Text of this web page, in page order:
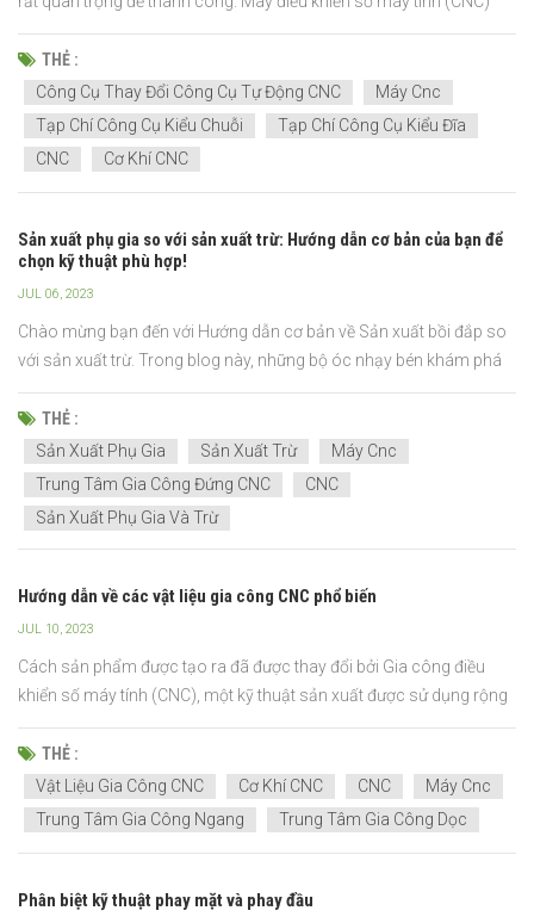
ngày càng trở nên phổ biến để đáp ứng nhu cầu của các quy trình
sản xuất hiện đại. Những máy này mang lại độ chính xác, khả năng
lặp lại và tốc độ vô song, tạo ra...
THẺ :
Công Cụ Thay Đổi Công Cụ Tự Động CNC
Máy Cnc
Tạp Chí Công Cụ Kiểu Chuỗi
Tạp Chí Công Cụ Kiểu Đĩa
CNC
Cơ Khí CNC
Sản xuất phụ gia so với sản xuất trừ: Hướng dẫn cơ bản của bạn để
chọn kỹ thuật phù hợp!
JUL 06, 2023
Chào mừng bạn đến với Hướng dẫn cơ bản về Sản xuất bồi đắp so
với sản xuất trừ. Trong blog này, những bộ óc nhạy bén khám phá
hai cách mạnh mẽ để tạo ra công cụ. Kiến thức được chú ý, cho
thấy cách mỗi quy trình biến vật liệu thành những thứ tuyệt vời. Các
ngành công nghiệp như ô tô, máy bay và bệnh...
THẺ :
Sản Xuất Phụ Gia
Sản Xuất Trừ
Máy Cnc
Trung Tâm Gia Công Đứng CNC
CNC
Sản Xuất Phụ Gia Và Trừ
Hướng dẫn về các vật liệu gia công CNC phổ biến
JUL 10, 2023
Cách sản phẩm được tạo ra đã được thay đổi bởi Gia công điều
khiển số máy tính (CNC), một kỹ thuật sản xuất được sử dụng rộng
rãi. Máy điều khiển bằng máy tính được sử dụng để sản xuất các bộ
phận và linh kiện chính x...
THẺ :
Vật Liệu Gia Công CNC
Cơ Khí CNC CNC
Máy Cnc
Trung Tâm Gia Công Ngang
Trung Tâm Gia Công Dọc
Phân biệt kỹ thuật phay mặt và phay đầu